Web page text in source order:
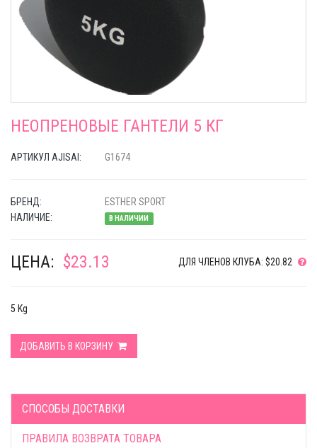
НЕОПРЕНОВЫЕ ГАНТЕЛИ 5 КГ
АРТИКУЛ AJISAI: G1674
БРЕНД:
ESTHER SPORT
НАЛИЧИЕ:
В НАЛИЧИИ
ЦЕНА: $23.13 ДЛЯ ЧЛЕНОВ КЛУБА: $20.82
5 Kg
ДОБАВИТЬ В КОРЗИНУ
СПОСОБЫ ДОСТАВКИ
ПРАВИЛА ВОЗВРАТА ТОВАРА